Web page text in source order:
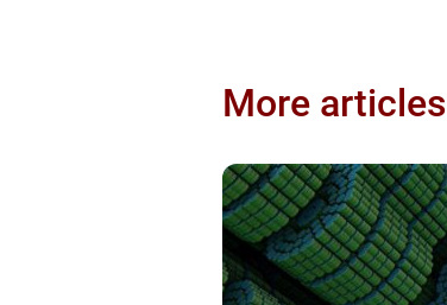
More articles